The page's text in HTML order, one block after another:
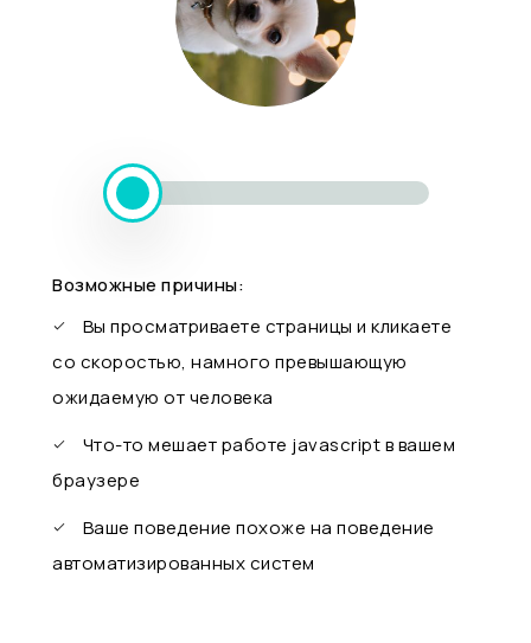
Возможные причины:
Вы просматриваете страницы и кликаете
со скоростью, намного превышающую
ожидаемую от человека
Что-то мешает работе javascript в вашем
браузере
Ваше поведение похоже на поведение
автоматизированных систем